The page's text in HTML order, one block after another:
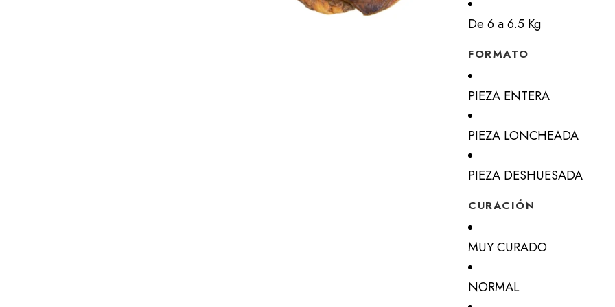
De 6 a 6.5 Kg
FORMATO
PIEZA ENTERA
PIEZA LONCHEADA
PIEZA DESHUESADA
CURACIÓN
MUY CURADO
NORMAL